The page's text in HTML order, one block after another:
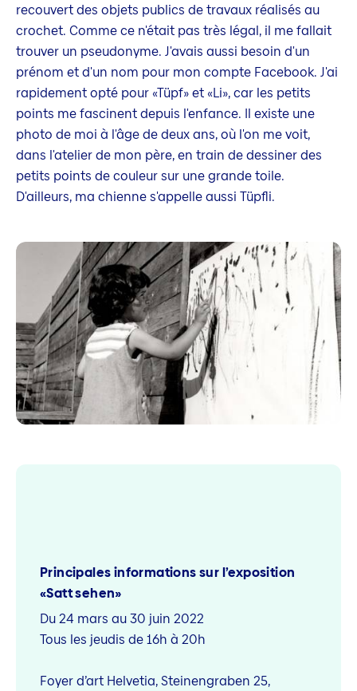
recouvert des objets publics de travaux réalisés au
crochet. Comme ce n'était pas très légal, il me fallait
trouver un pseudonyme. J'avais aussi besoin d'un
prénom et d'un nom pour mon compte Facebook. J'ai
rapidement opté pour «Tüpf» et «Li», car les petits
points me fascinent depuis l'enfance. Il existe une
photo de moi à l'âge de deux ans, où l'on me voit,
dans l'atelier de mon père, en train de dessiner des
petits points de couleur sur une grande toile.
D'ailleurs, ma chienne s'appelle aussi Tüpfli.
Principales informations sur l’exposition
«Satt sehen»
Du 24 mars au 30 juin 2022
Tous les jeudis de 16h à 20h
Foyer d’art Helvetia, Steinengraben 25,